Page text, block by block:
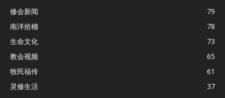
修会新闻
79
南洋拾穗
78
生命文化
73
教会视频
65
牧民福传
61
灵修生活
37